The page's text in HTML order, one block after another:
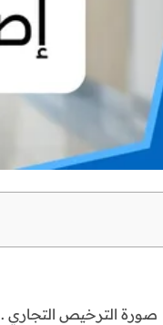
صورة الترخيص التجاري .